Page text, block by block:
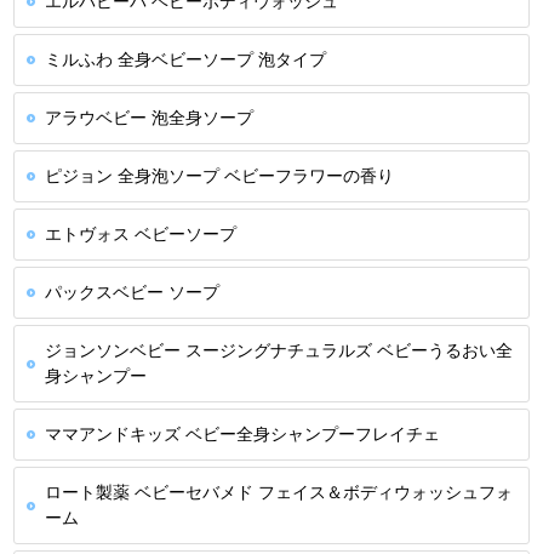
ミルふわ 全身ベビーソープ 泡タイプ
アラウベビー 泡全身ソープ
ピジョン 全身泡ソープ ベビーフラワーの香り
エトヴォス ベビーソープ
パックスベビー ソープ
ジョンソンベビー スージングナチュラルズ ベビーうるおい全
身シャンプー
ママアンドキッズ ベビー全身シャンプーフレイチェ
ロート製薬 ベビーセバメド フェイス＆ボディウォッシュフォ
ーム